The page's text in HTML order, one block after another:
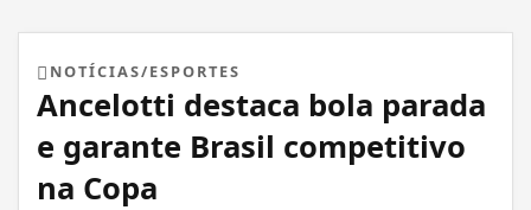
NOTÍCIAS/ESPORTES
Ancelotti destaca bola parada
e garante Brasil competitivo
na Copa